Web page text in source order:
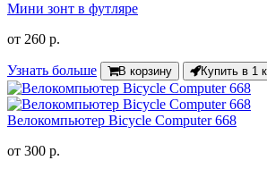
Мини зонт в футляре
от 260 р.
Узнать больше В корзину Купить в 1
Велокомпьютер Bicycle Computer 668
от 300 р.